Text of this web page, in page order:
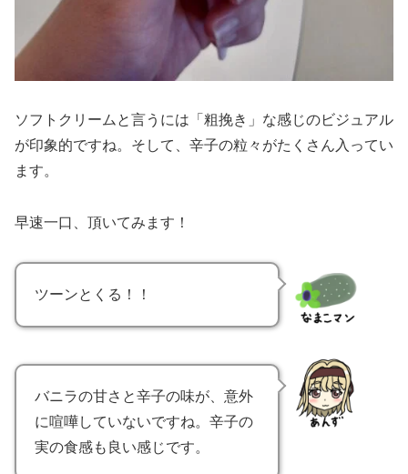
ソフトクリームと言うには「粗挽き」な感じのビジュアル
が印象的ですね。そして、辛子の粒々がたくさん入ってい
ます。
早速一口、頂いてみます！
ツーンとくる！！
バニラの甘さと辛子の味が、意外
に喧嘩していないですね。辛子の
実の食感も良い感じです。